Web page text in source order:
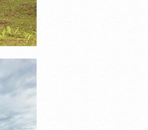
言語によってはページのレイアウトが崩れて
ご了承ください。